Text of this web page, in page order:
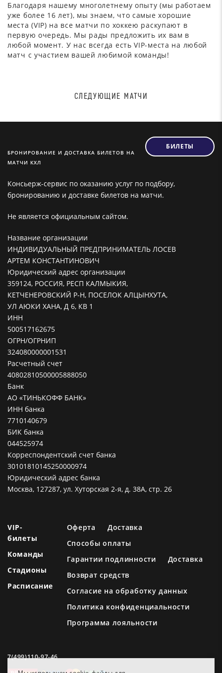
Благодаря нашему многолетнему опыту (мы работаем
уже более 16 лет), мы знаем, что самые хорошие
места (VIP) на все матчи по хоккею раскупают в
первую очередь. Мы рады предложить их вам в
любой момент. У нас всегда есть VIP-места на любой
матч с участием вашей любимой команды!
СЛЕДУЮЩИЕ МАТЧИ
БРОНИРОВАНИЕ И ДОСТАВКА БИЛЕТОВ НА
МАТЧИ КХЛ
БИЛЕТЫ
Консьерж-сервис по оказанию услуг по подбору,
бронированию и доставке билетов на матчи.
Не является официальным сайтом.
Название организации
ИНДИВИДУАЛЬНЫЙ ПРЕДПРИНИМАТЕЛЬ ЛОСЕВ
АРТЕМ КОНСТАНТИНОВИЧ
Юридический адрес организации
359124, РОССИЯ, РЕСП КАЛМЫКИЯ,
КЕТЧЕНЕРОВСКИЙ Р-Н, ПОСЕЛОК АЛЦЫНХУТА,
УЛ АЮКИ ХАНА, Д 6, КВ 1
ИНН
500517162675
ОГРН/ОГРНИП
324080000001531
Расчетный счет
40802810500005888050
Банк
АО «ТИНЬКОФФ БАНК»
ИНН банка
7710140679
БИК банка
044525974
Корреспондентский счет банка
30101810145250000974
Юридический адрес банка
Москва, 127287, ул. Хуторская 2-я, д. 38А, стр. 26
VIP-
билеты
Команды
Стадионы
Расписание
Оферта
Доставка
Способы оплаты
Гарантии подлинности
Доставка
Возврат средств
Согласие на обработку данных
Политика конфиденциальности
Программа лояльности
7(499)110-97-46